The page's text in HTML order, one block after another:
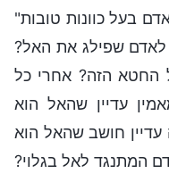
בעל כוונות טובות"
לאדם שפילג את האל?
הזה? אחרי כל
עדיין שהאל הוא
עדיין חושב שהאל הוא
המתנגד לאל בגלוי?